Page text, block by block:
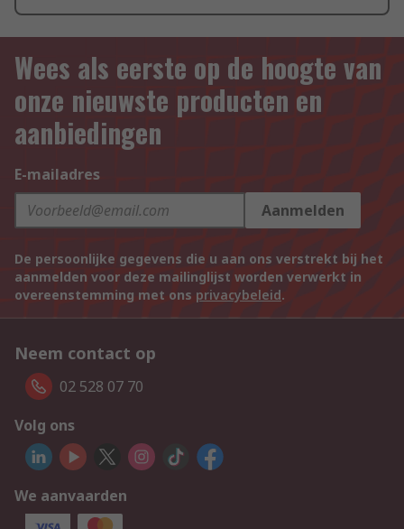
Wees als eerste op de hoogte van
onze nieuwste producten en
aanbiedingen
E-mailadres
Aanmelden
De persoonlijke gegevens die u aan ons verstrekt bij het
aanmelden voor deze mailinglijst worden verwerkt in
overeenstemming met ons privacybeleid.
Neem contact op
02 528 07 70
Volg ons
We aanvaarden